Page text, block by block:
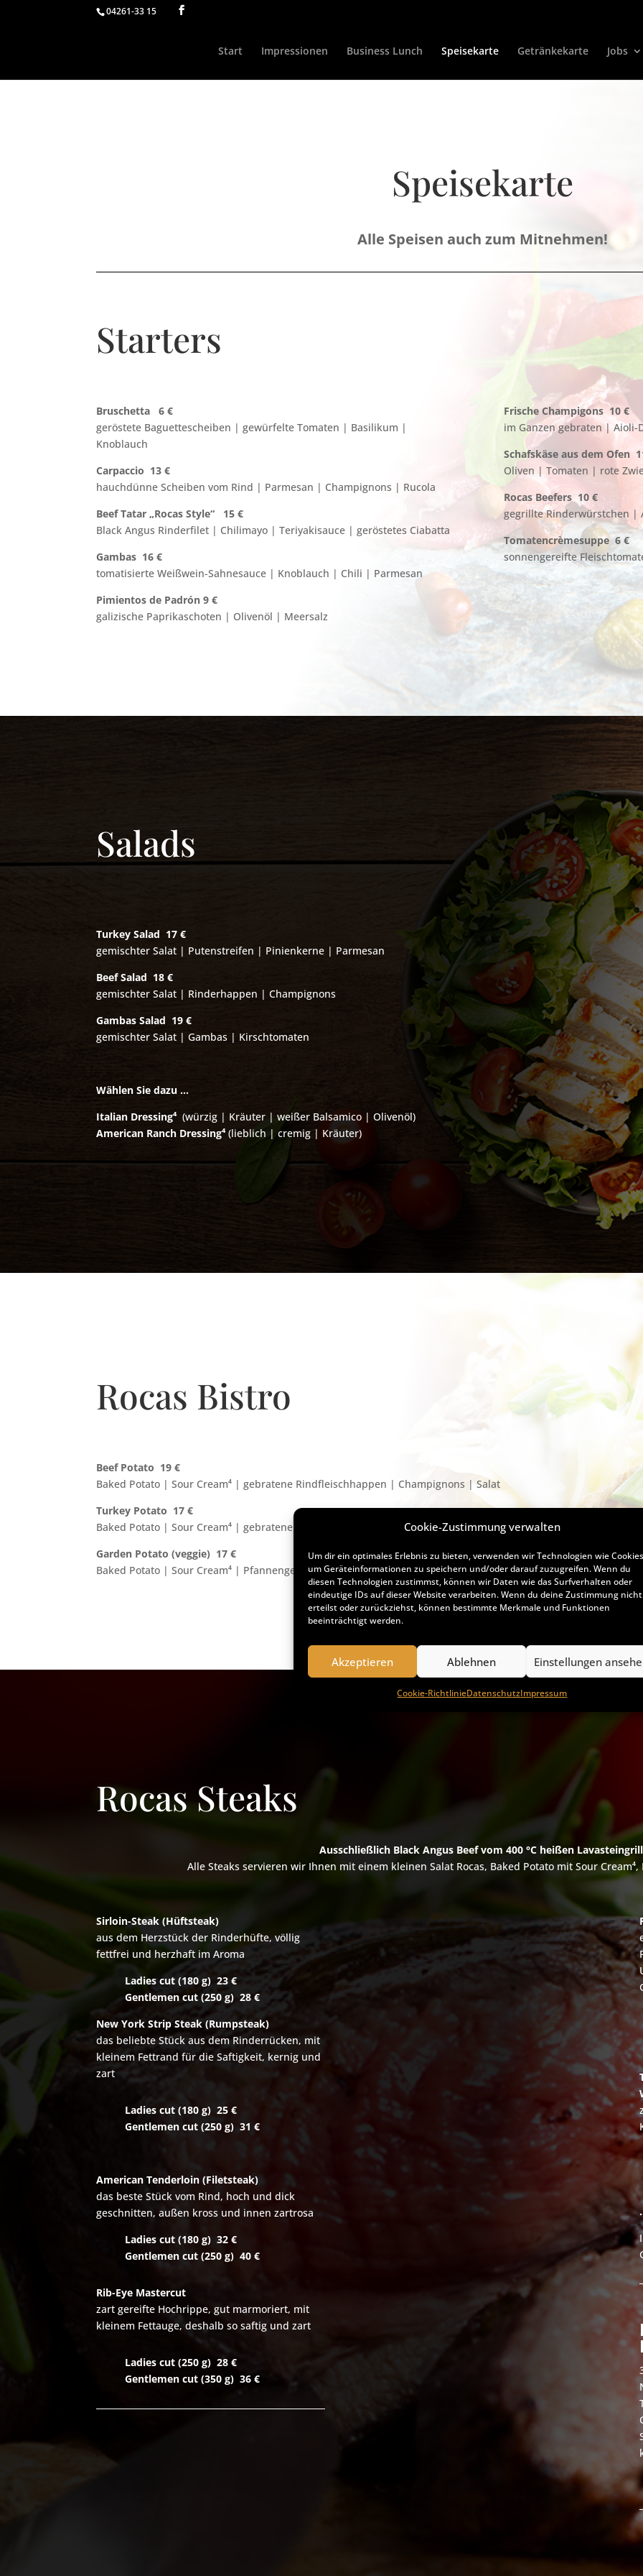
Cookie-Zustimmung verwalten
Um dir ein optimales Erlebnis zu bieten, verwenden wir Technologien wie
um Geräteinformationen zu speichern und/oder darauf zuzugreifen. Wenn du
diesen Technologien zustimmst, können wir Daten wie das Surfverhalten oder
eindeutige IDs auf dieser Website verarbeiten. Wenn du deine Zustimmung nicht
erteilst oder zurückziehst, können bestimmte Merkmale und Funktionen
beeinträchtigt werden.
Akzeptieren Ablehnen Einstellungen
Cookie-RichtlinieDatenschutzImpressum
04261-33 15
Start Impressionen Business Lunch Speisekarte Getränkekarte Jobs
Speisekarte
Alle Speisen auch zum Mitnehmen!
Starters
Bruschetta 6 €
geröstete Baguettescheiben | gewürfelte Tomaten | Basilikum |
Knoblauch
Carpaccio 13 €
hauchdünne Scheiben vom Rind | Parmesan | Champignons | Rucola
Beef Tatar „Rocas Style“ 15 €
Black Angus Rinderfilet | Chilimayo | Teriyakisauce | geröstetes Ciabatta
Gambas 16 €
tomatisierte Weißwein-Sahnesauce | Knoblauch | Chili | Parmesan
Pimientos de Padrón 9 €
galizische Paprikaschoten | Olivenöl | Meersalz
Frische Champigons 10 €
im Ganzen gebraten | Aioli-
Schafskäse aus dem Ofen
Oliven | Tomaten | rote
Rocas Beefers 10 €
gegrillte Rinderwürstchen |
Tomatencrèmesuppe 6 €
sonnengereifte
Salads
Turkey Salad 17 €
gemischter Salat | Putenstreifen | Pinienkerne | Parmesan
Beef Salad 18 €
gemischter Salat | Rinderhappen | Champignons
Gambas Salad 19 €
gemischter Salat | Gambas | Kirschtomaten
Wählen Sie dazu …
Italian Dressing⁴ (würzig | Kräuter | weißer Balsamico | Olivenöl)
American Ranch Dressing⁴ (lieblich | cremig | Kräuter)
Rocas Bistro
Beef Potato 19 €
Baked Potato | Sour Cream⁴ | gebratene Rindfleischhappen | Champignons | Salat
Turkey Potato 17 €
Baked Potato | Sour Cream⁴ | gebratene Putenbrusthappen | Salat
Garden Potato (veggie) 17 €
Baked Potato | Sour Cream⁴ | Pfannengemüse | Salat
Rocas Steaks
Ausschließlich Black Angus Beef vom 400 °C heißen
Alle Steaks servieren wir Ihnen mit einem kleinen Salat Rocas, Baked Potato mit Sour Cream⁴,
Sirloin-Steak (Hüftsteak)
aus dem Herzstück der Rinderhüfte, völlig
fettfrei und herzhaft im Aroma
Ladies cut (180 g) 23 €
Gentlemen cut (250 g) 28 €
New York Strip Steak (Rumpsteak)
das beliebte Stück aus dem Rinderrücken, mit
kleinem Fettrand für die Saftigkeit, kernig und
zart
Ladies cut (180 g) 25 €
Gentlemen cut (250 g) 31 €
American Tenderloin (Filetsteak)
das beste Stück vom Rind, hoch und dick
geschnitten, außen kross und innen zartrosa
Ladies cut (180 g) 32 €
Gentlemen cut (250 g) 40 €
Rib-Eye Mastercut
zart gereifte Hochrippe, gut marmoriert, mit
kleinem Fettauge, deshalb so saftig und zart
Ladies cut (250 g) 28 €
Gentlemen cut (350 g) 36 €